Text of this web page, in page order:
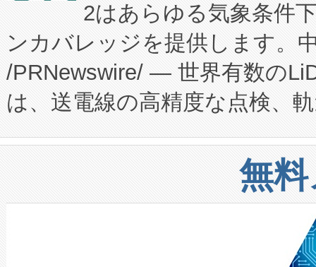
のアクセスを大幅に拡大する
Fully-Connected Continuous
プログラムには、施設設計・
に関する技術移転および知的
構造化トレーニングカリキュ
上げおよび商用化段階におけ
設備整備および立ち上げ調整
加組織は、Enzeneのバイオ
選定された製品について、自
ードするVoltaiqは、日本にあ
ーエネルギー貯蔵システム（
た。 Voltaiq独自のAI搭載プラ
定、統合、導入、運用に至る
安全性を追跡し、確保する事
増加しているデータセンター
る電力網に大きな負担をかけ
事業者の負担軽減という課題
系統連系を迅速にし、ピーク
2はあらゆる気象条件
ンカバレッジを提供します。
/PRNewswire/ — 世界有数の
は、送電線の高精度な点検、
や穀物倉庫におけるバルク材
リューション「Avia 2」を発
したAvia 2は、1,000メート
狭視野のFOVを切り替えるこ
ケーブル、枝などの細かな対
無